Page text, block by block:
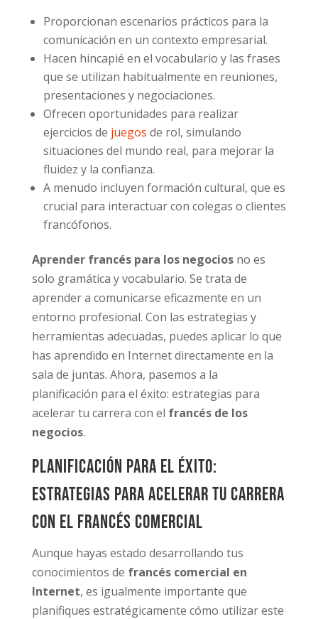
Proporcionan escenarios prácticos para la
comunicación en un contexto empresarial.
Hacen hincapié en el vocabulario y las frases
que se utilizan habitualmente en reuniones,
presentaciones y negociaciones.
Ofrecen oportunidades para realizar
ejercicios de juegos de rol, simulando
situaciones del mundo real, para mejorar la
fluidez y la confianza.
A menudo incluyen formación cultural, que es
crucial para interactuar con colegas o clientes
francófonos.
Aprender francés para los negocios no es
solo gramática y vocabulario. Se trata de
aprender a comunicarse eficazmente en un
entorno profesional. Con las estrategias y
herramientas adecuadas, puedes aplicar lo que
has aprendido en Internet directamente en la
sala de juntas. Ahora, pasemos a la
planificación para el éxito: estrategias para
acelerar tu carrera con el francés de los
negocios.
Planificación para el éxito:
Estrategias para acelerar tu carrera
con el francés comercial
Aunque hayas estado desarrollando tus
conocimientos de francés comercial en
Internet, es igualmente importante que
planifiques estratégicamente cómo utilizar este